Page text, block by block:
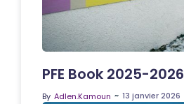
PFE Book 2025-2026
By Adlen.Kamoun ~ 13 janvier 2026